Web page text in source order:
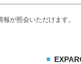
が照会いただけます。